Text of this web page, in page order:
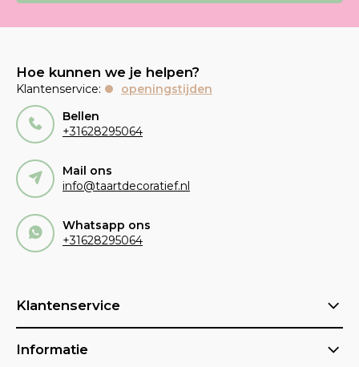
Hoe kunnen we je helpen?
Klantenservice:
openingstijden
Bellen
+31628295064
Mail ons
info@taartdecoratief.nl
Whatsapp ons
+31628295064
Klantenservice
Informatie